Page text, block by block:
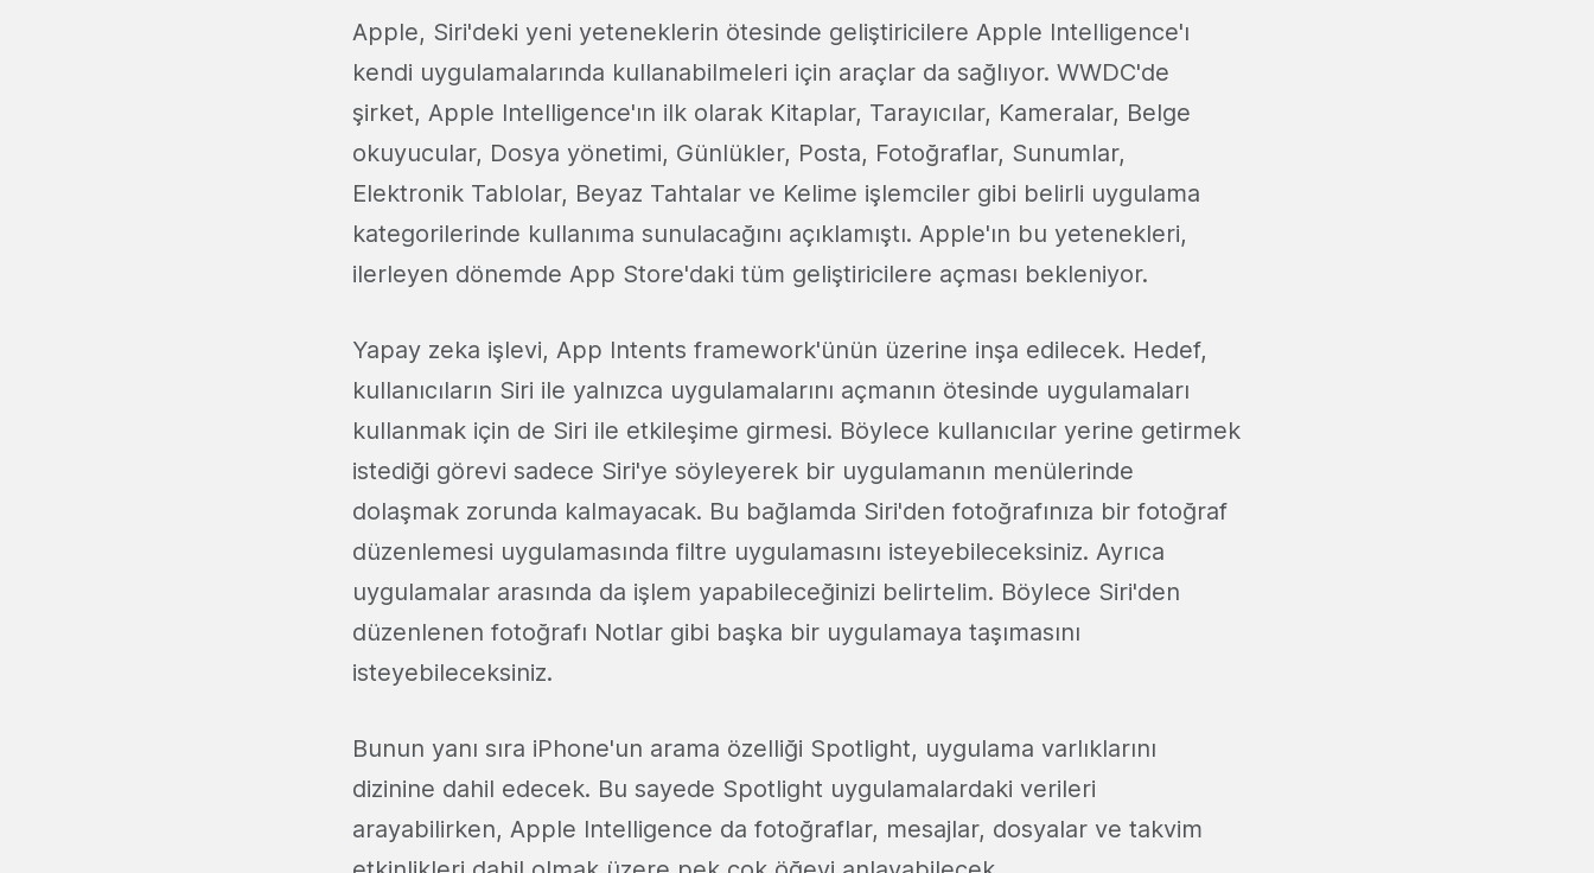
Apple, Siri'deki yeni yeteneklerin ötesinde geliştiricilere Apple Intelligence'ı
kendi uygulamalarında kullanabilmeleri için araçlar da sağlıyor. WWDC'de
şirket, Apple Intelligence'ın ilk olarak Kitaplar, Tarayıcılar, Kameralar, Belge
okuyucular, Dosya yönetimi, Günlükler, Posta, Fotoğraflar, Sunumlar,
Elektronik Tablolar, Beyaz Tahtalar ve Kelime işlemciler gibi belirli uygulama
kategorilerinde kullanıma sunulacağını açıklamıştı. Apple'ın bu yetenekleri,
ilerleyen dönemde App Store'daki tüm geliştiricilere açması bekleniyor.
Yapay zeka işlevi, App Intents framework'ünün üzerine inşa edilecek. Hedef,
kullanıcıların Siri ile yalnızca uygulamalarını açmanın ötesinde uygulamaları
kullanmak için de Siri ile etkileşime girmesi. Böylece kullanıcılar yerine getirmek
istediği görevi sadece Siri'ye söyleyerek bir uygulamanın menülerinde
dolaşmak zorunda kalmayacak. Bu bağlamda Siri'den fotoğrafınıza bir fotoğraf
düzenlemesi uygulamasında filtre uygulamasını isteyebileceksiniz. Ayrıca
uygulamalar arasında da işlem yapabileceğinizi belirtelim. Böylece Siri'den
düzenlenen fotoğrafı Notlar gibi başka bir uygulamaya taşımasını
isteyebileceksiniz.
Bunun yanı sıra iPhone'un arama özelliği Spotlight, uygulama varlıklarını
dizinine dahil edecek. Bu sayede Spotlight uygulamalardaki verileri
arayabilirken, Apple Intelligence da fotoğraflar, mesajlar, dosyalar ve takvim